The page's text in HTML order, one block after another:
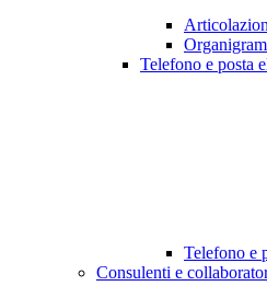
Telefono e posta
Telefono e
Consulenti e